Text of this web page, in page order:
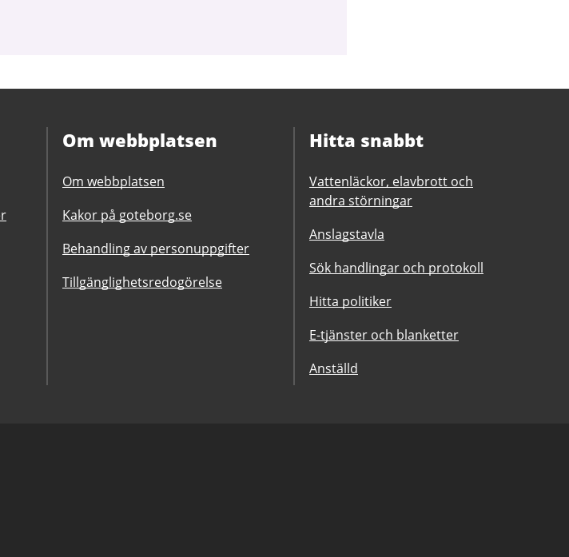
Om webbplatsen
Om webbplatsen
Kakor på goteborg.se
Behandling av personuppgifter
Tillgänglighetsredogörelse
Hitta snabbt
Vattenläckor, elavbrott och
andra störningar
Anslagstavla
Sök handlingar och protokoll
Hitta politiker
E-tjänster och blanketter
Anställd